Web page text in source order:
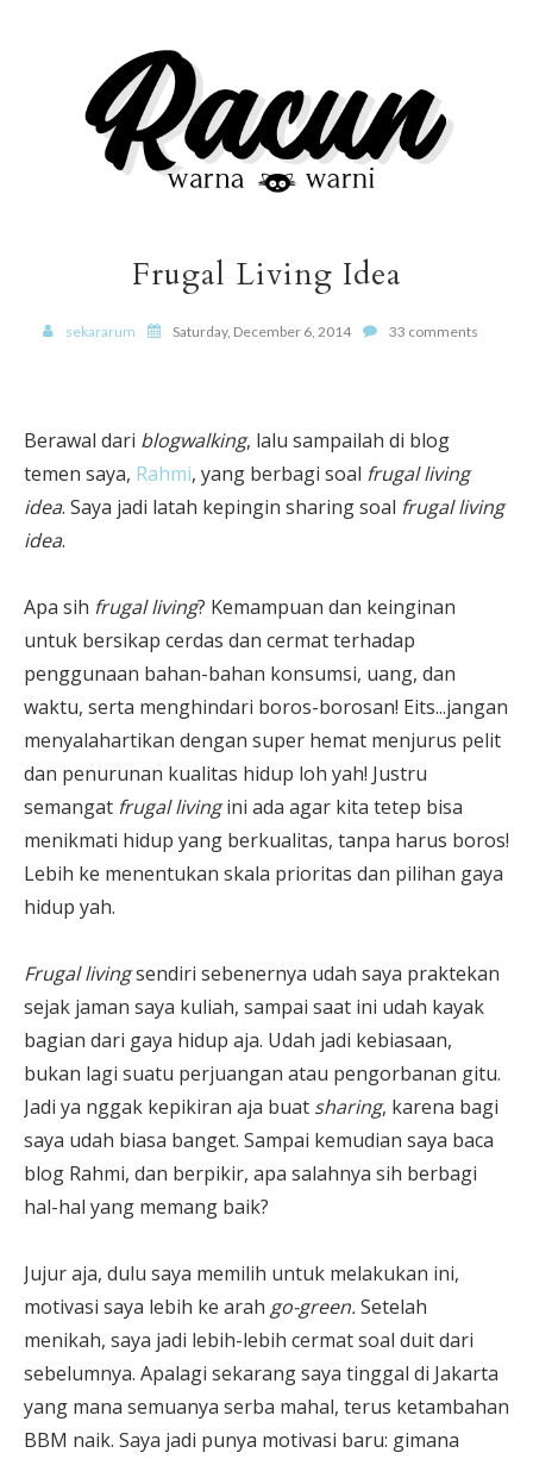
Frugal Living Idea
sekararum Saturday, December 6, 2014 33 comments
Berawal dari blogwalking, lalu sampailah di blog
temen saya, Rahmi, yang berbagi soal frugal living
idea. Saya jadi latah kepingin sharing soal frugal living
idea.
Apa sih frugal living? Kemampuan dan keinginan
untuk bersikap cerdas dan cermat terhadap
penggunaan bahan-bahan konsumsi, uang, dan
waktu, serta menghindari boros-borosan! Eits...jangan
menyalahartikan dengan super hemat menjurus pelit
dan penurunan kualitas hidup loh yah! Justru
semangat frugal livingini ada agar kita tetep bisa
menikmati hidup yang berkualitas, tanpa harus boros!
Lebih ke menentukan skala prioritas dan pilihan gaya
hidup yah.
Frugal livingsendiri sebenernya udah saya praktekan
sejak jaman saya kuliah, sampai saat ini udah kayak
bagian dari gaya hidup aja. Udah jadi kebiasaan,
bukan lagi suatu perjuangan atau pengorbanan gitu.
Jadi ya nggak kepikiran aja buat sharing, karena bagi
saya udah biasa banget. Sampai kemudian saya baca
blog Rahmi, dan berpikir, apa salahnya sih berbagi
hal-hal yang memang baik?
Jujur aja, dulu saya memilih untuk melakukan ini,
motivasi saya lebih ke arah go-green.Setelah
menikah, saya jadi lebih-lebih cermat soal duit dari
sebelumnya. Apalagi sekarang saya tinggal di Jakarta
yang mana semuanya serba mahal, terus ketambahan
BBM naik. Saya jadi punya motivasi baru: gimana